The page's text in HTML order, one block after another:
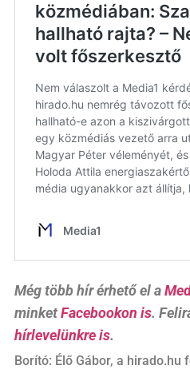
Még több hír érhető el a
minketFacebookon is.
hírlevelünkre is.
Borító: Élő Gábor, a hirado.hu